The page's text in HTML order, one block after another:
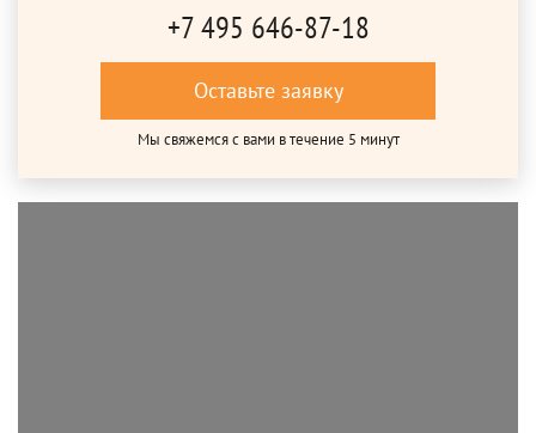
+7 495 646-87-18
Оставьте заявку
Мы свяжемся с вами в течение 5 минут